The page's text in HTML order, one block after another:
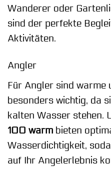
Wanderer oder
sind der perfekte
Aktivitäten.
Angler
Für Angler sind warme
besonders wichtig, da
kalten Wasser stehen.
100 warm bieten
Wasserdichtigkeit,
auf Ihr Angelerlebnis